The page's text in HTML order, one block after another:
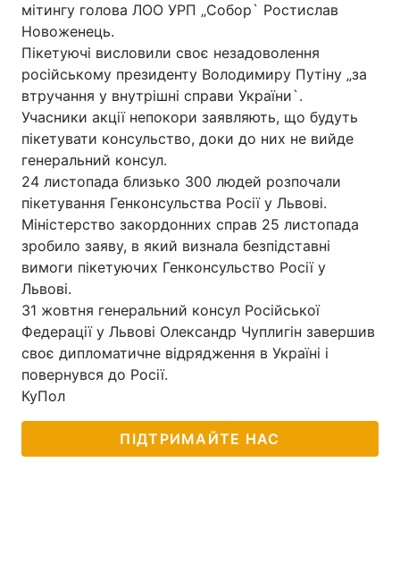
мітингу голова ЛОО УРП „Собор` Ростислав
Новоженець.
Пікетуючі висловили своє незадоволення
російському президенту Володимиру Путіну „за
втручання у внутрішні справи України`.
Учасники акції непокори заявляють, що будуть
пікетувати консульство, доки до них не вийде
генеральний консул.
24 листопада близько 300 людей розпочали
пікетування Генконсульства Росії у Львові.
Міністерство закордонних справ 25 листопада
зробило заяву, в який визнала безпідставні
вимоги пікетуючих Генконсульство Росії у
Львові.
31 жовтня генеральний консул Російської
Федерації у Львові Олександр Чуплигін завершив
своє дипломатичне відрядження в Україні і
повернувся до Росії.
КуПол
ПІДТРИМАЙТЕ НАС